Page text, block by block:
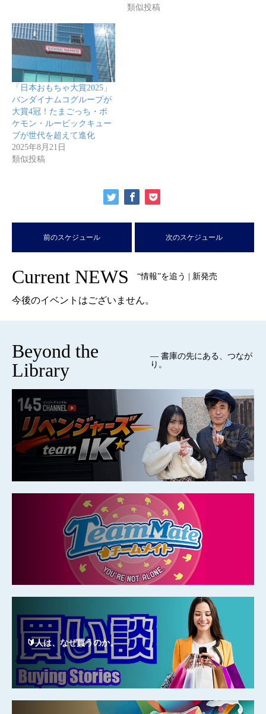
類似投稿
「日本おもちゃ大賞2025」
バンダイナムコグループが
大賞4冠！たまごっち・ポ
ケモン・ルービックキュー
ブが世代を超えて進化
2025年8月21日
類似投稿
前のスケジュール 次のスケジュール
Current NEWS “情報”を追う | 新発売
今後のイベントはございません。
Beyond the
Library
— 書庫の先にある、つなが
り。
🔰人は、なぜ買うのか。